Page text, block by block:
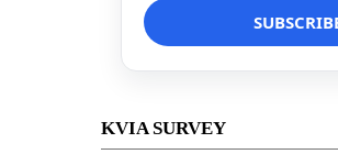
KVIA SURVEY